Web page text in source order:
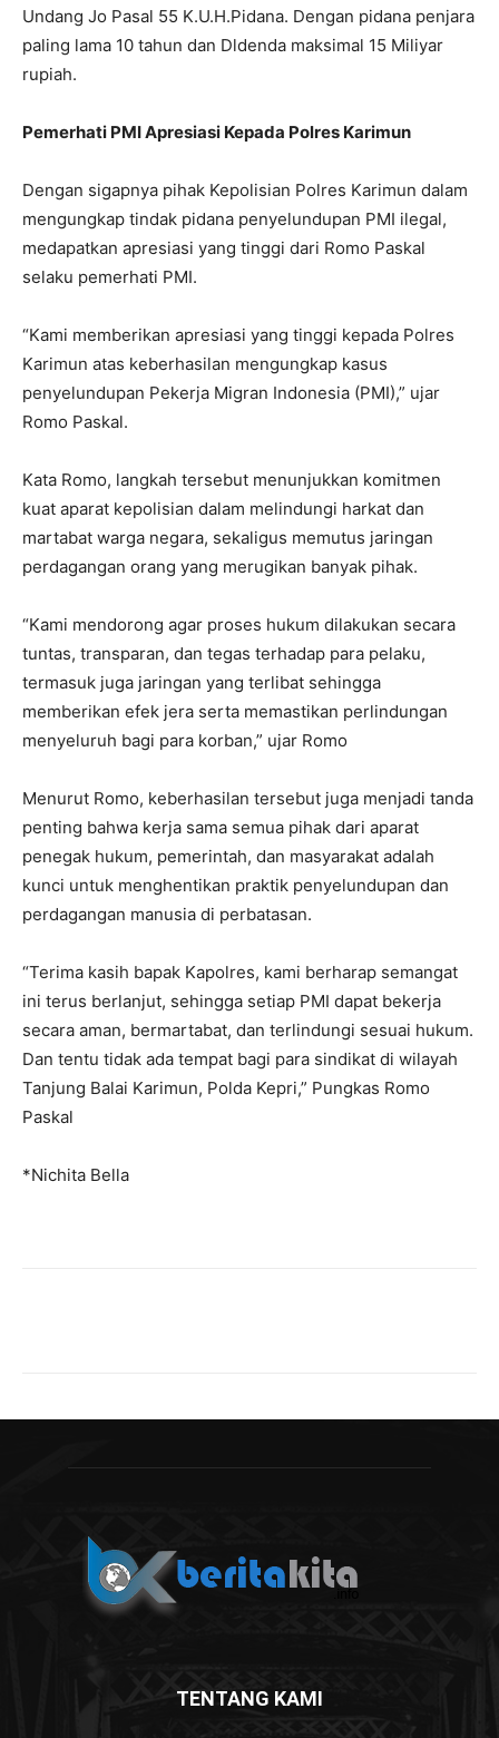
Undang Jo Pasal 55 K.U.H.Pidana. Dengan pidana penjara
paling lama 10 tahun dan Dldenda maksimal 15 Miliyar
rupiah.
Pemerhati PMI Apresiasi Kepada Polres Karimun
Dengan sigapnya pihak Kepolisian Polres Karimun dalam
mengungkap tindak pidana penyelundupan PMI ilegal,
medapatkan apresiasi yang tinggi dari Romo Paskal
selaku pemerhati PMI.
“Kami memberikan apresiasi yang tinggi kepada Polres
Karimun atas keberhasilan mengungkap kasus
penyelundupan Pekerja Migran Indonesia (PMI),” ujar
Romo Paskal.
Kata Romo, langkah tersebut menunjukkan komitmen
kuat aparat kepolisian dalam melindungi harkat dan
martabat warga negara, sekaligus memutus jaringan
perdagangan orang yang merugikan banyak pihak.
“Kami mendorong agar proses hukum dilakukan secara
tuntas, transparan, dan tegas terhadap para pelaku,
termasuk juga jaringan yang terlibat sehingga
memberikan efek jera serta memastikan perlindungan
menyeluruh bagi para korban,” ujar Romo
Menurut Romo, keberhasilan tersebut juga menjadi tanda
penting bahwa kerja sama semua pihak dari aparat
penegak hukum, pemerintah, dan masyarakat adalah
kunci untuk menghentikan praktik penyelundupan dan
perdagangan manusia di perbatasan.
“Terima kasih bapak Kapolres, kami berharap semangat
ini terus berlanjut, sehingga setiap PMI dapat bekerja
secara aman, bermartabat, dan terlindungi sesuai hukum.
Dan tentu tidak ada tempat bagi para sindikat di wilayah
Tanjung Balai Karimun, Polda Kepri,” Pungkas Romo
Paskal
*Nichita Bella
TENTANG KAMI